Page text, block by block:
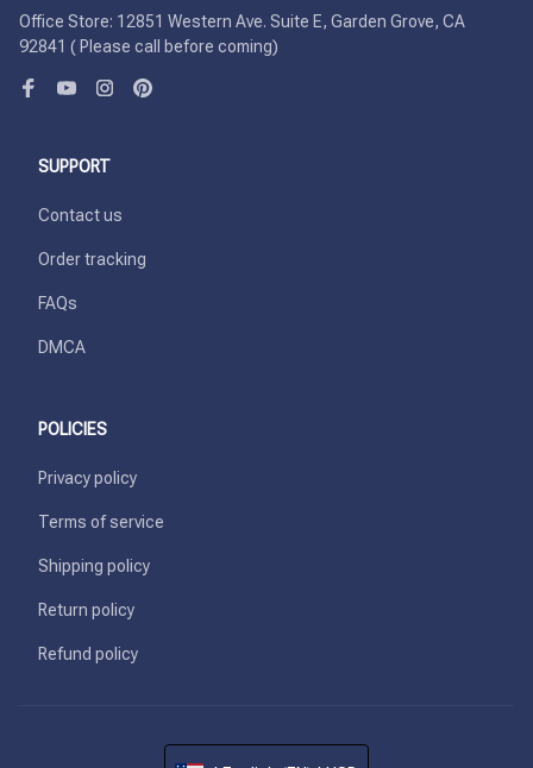
Office Store: 12851 Western Ave. Suite E, Garden Grove, CA
92841 ( Please call before coming)
SUPPORT
Contact us
Order tracking
FAQs
DMCA
POLICIES
Privacy policy
Terms of service
Shipping policy
Return policy
Refund policy